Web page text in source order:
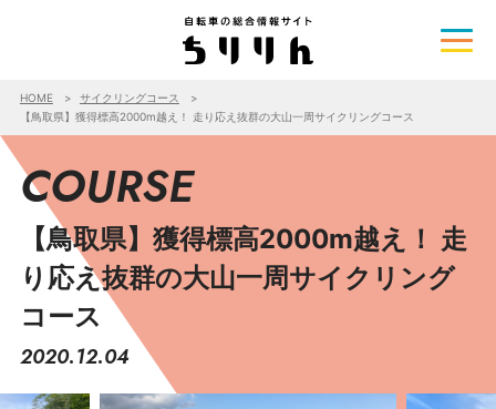
HOME
サイクリングコース
【鳥取県】獲得標高2000m越え！ 走り応え抜群の大山一周サイクリングコース
COURSE
【鳥取県】獲得標高2000m越え！ 走
り応え抜群の大山一周サイクリング
コース
2020.12.04